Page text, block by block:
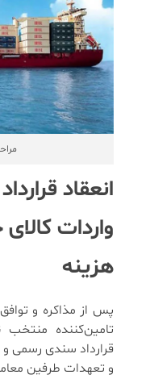
انعقاد
واردات
هزینه
پس از مذاکره و
تامین‌کننده منتخب
قرارداد سندی رسمی
و تعهدات طرفین